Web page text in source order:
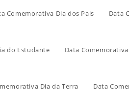
Comemorativa Dia dos Pais Data
do Estudante Data
Dia da Terra Data